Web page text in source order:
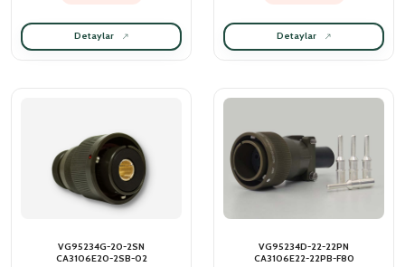
Detaylar Detaylar
VG95234G-20-2SN
CA3106E20-2SB-02
VG95234D-22-22PN
CA3106E22-22PB-F80